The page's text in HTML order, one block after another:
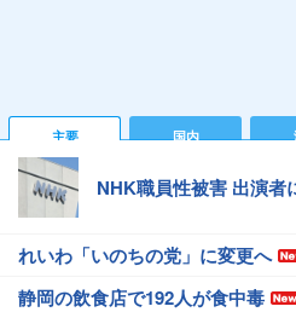
主要 国内
NHK職員性被害 出演者
れいわ「いのちの党」に変更へ
静岡の飲食店で192人が食中毒